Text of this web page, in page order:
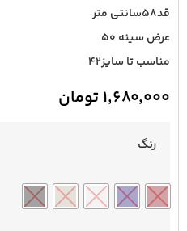
قد۵۸سانتی متر
عرض سینه ۵۰
مناسب تا سایز۴۲
۱,۶۸۰,۰۰۰ تومان
رنگ